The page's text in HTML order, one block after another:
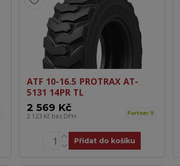
ATF 10-16.5 PROTRAX AT-
5131 14PR TL
2 569 Kč
2 123 Kč bez DPH Partner 9
Přidat do košíku